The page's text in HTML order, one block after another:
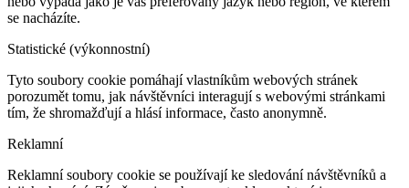
se nacházíte.
Statistické (výkonnostní)
Tyto soubory cookie pomáhají vlastníkům webových stránek
porozumět tomu, jak návštěvníci interagují s webovými stránkami
tím, že shromažďují a hlásí informace, často anonymně.
Reklamní
Reklamní soubory cookie se používají ke sledování návštěvníků a